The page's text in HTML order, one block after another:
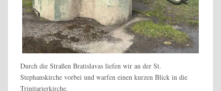
Durch die Straßen Bratislavas liefen wir an der St.
Stephanskirche vorbei und warfen einen kurzen Blick in die
Trinitarierkirche.